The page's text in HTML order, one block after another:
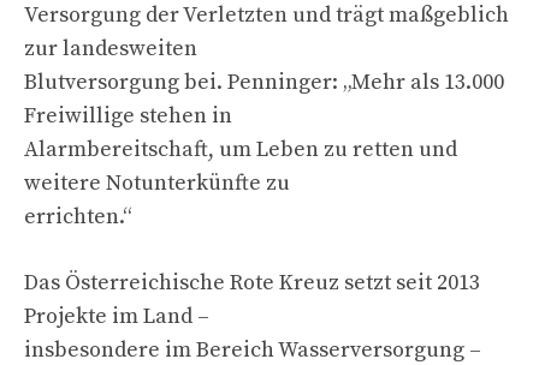
Versorgung der Verletzten und trägt maßgeblich
zur landesweiten
Blutversorgung bei. Penninger: „Mehr als 13.000
Freiwillige stehen in
Alarmbereitschaft, um Leben zu retten und
weitere Notunterkünfte zu
errichten.“
Das Österreichische Rote Kreuz setzt seit 2013
Projekte im Land –
insbesondere im Bereich Wasserversorgung –